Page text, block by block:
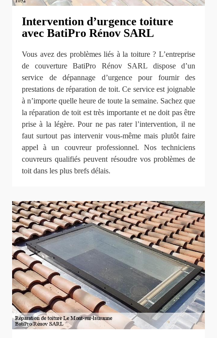
Intervention d’urgence toiture
avec BatiPro Rénov SARL
Vous avez des problèmes liés à la toiture ? L’entreprise
de couverture BatiPro Rénov SARL dispose d’un
service de dépannage d’urgence pour fournir des
prestations de réparation de toit. Ce service est joignable
à n’importe quelle heure de toute la semaine. Sachez que
la réparation de toit est très importante et ne doit pas être
prise à la légère. Pour ne pas rater l’intervention, il ne
faut surtout pas intervenir vous-même mais plutôt faire
appel à un couvreur professionnel. Nos techniciens
couvreurs qualifiés peuvent résoudre vos problèmes de
toit dans les plus brefs délais.